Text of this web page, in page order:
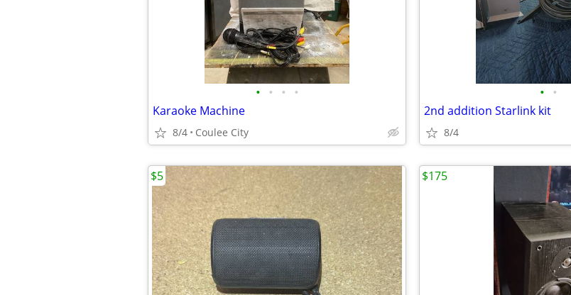
• • • •
Karaoke Machine
8/4 Coulee City
• •
2nd addition Starlink kit
8/4
$5 $175